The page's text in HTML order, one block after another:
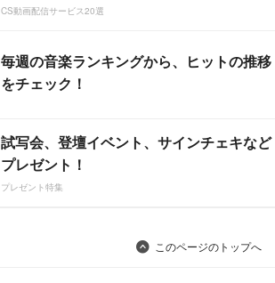
CS動画配信サービス20選
毎週の音楽ランキングから、ヒットの推移
をチェック！
試写会、登壇イベント、サインチェキなど
プレゼント！
プレゼント特集
このページのトップへ